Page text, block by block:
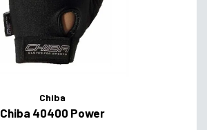
Chiba
Chiba 40400 Power